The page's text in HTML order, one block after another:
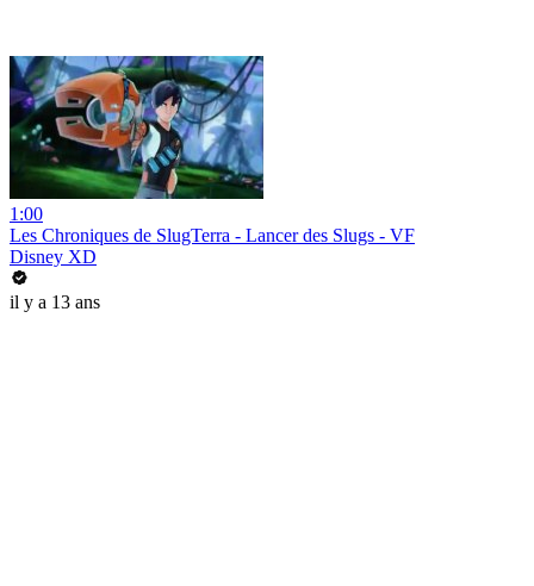
1:00
Les Chroniques de SlugTerra - Lancer des Slugs - VF
Disney XD
il y a 13 ans